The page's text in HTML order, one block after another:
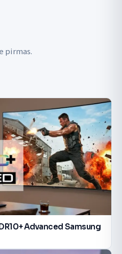
pirmas.
Advanced Samsung